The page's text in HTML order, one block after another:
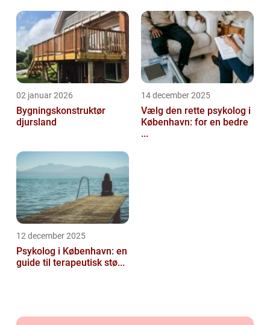
02 januar 2026
Bygningskonstruktør
djursland
14 december 2025
Vælg den rette psykolog i
København: for en bedre
...
12 december 2025
Psykolog i København: en
guide til terapeutisk stø...